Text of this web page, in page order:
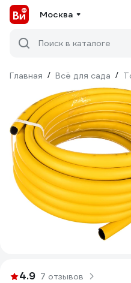
Москва
Поиск в каталоге
Главная / Всё для сада /
4.9 7 отзывов